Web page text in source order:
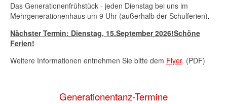
Das Generationenfrühstück - jeden Dienstag bei uns im
Mehrgenerationenhaus um 9 Uhr (außerhalb der Schulferien).
Nächster Termin: Dienstag, 15.September 2026!Schöne
Ferien!
Weitere Informationen entnehmen Sie bitte dem Flyer. (PDF)
Generationentanz-Termine